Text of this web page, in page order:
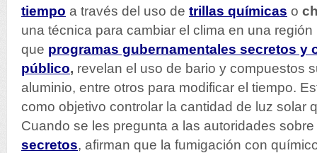
tiempo a través del uso de trillas químicas o
una técnica para cambiar el clima en una
que programas gubernamentales secretos y
público, revelan el uso de bario y compuestos
aluminio, entre otros para modificar el tiempo.
como objetivo controlar la cantidad de luz solar
Cuando se les pregunta a las autoridades
secretos, afirman que la fumigación con